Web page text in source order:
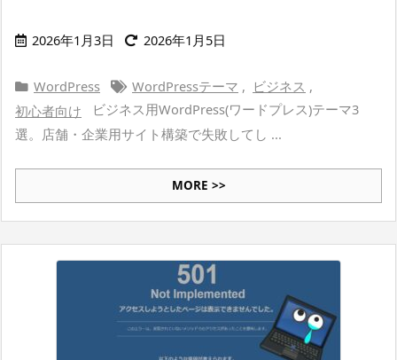
2026年1月3日 2026年1月5日
WordPress WordPressテーマ , ビジネス ,
初心者向け
ビジネス用WordPress(ワードプレス)テーマ3
選。店舗・企業用サイト構築で失敗してし ...
MORE >>